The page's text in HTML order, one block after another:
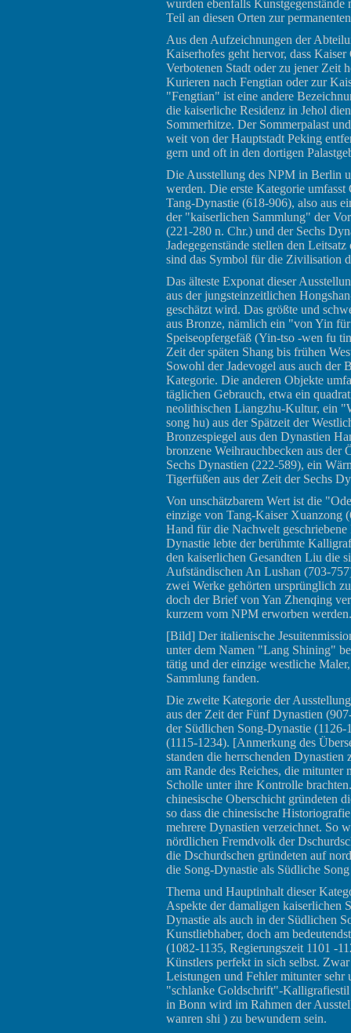
wurden ebenfalls
Teil an diesen Orten zur
Aus den Aufzeichnungen der
Kaiserhofes geht hervor, dass
Verbotenen Stadt oder zu jener Zeit
Kurieren nach Fengtian oder zur
"Fengtian" ist eine andere
die kaiserliche Residenz in Jehol
Sommerhitze. Der Sommerpalast
weit von der Hauptstadt Peking
gern und oft in den dortigen
Die Ausstellung des NPM in Berlin
werden. Die erste Kategorie umfasst
Tang-Dynastie (618-906), also aus
der "kaiserlichen Sammlung" der
(221-280 n. Chr.) und der Sechs
Jadegegenstände stellen den
sind das Symbol für die Zivilisation
Das älteste Exponat dieser
aus der jungsteinzeitlichen
geschätzt wird. Das größte und
aus Bronze, nämlich ein "von Yin
Speiseopfergefäß (Yin-tso -wen fu
Zeit der späten Shang bis frühen
Sowohl der Jadevogel aus auch der
Kategorie. Die anderen Objekte
täglichen Gebrauch, etwa ein
neolithischen Liangzhu-Kultur, ein
song hu) aus der Spätzeit der
Bronzespiegel aus den Dynastien
bronzene Weihrauchbecken aus
Sechs Dynastien (222-589), ein
Tigerfüßen aus der Zeit der Sechs
Von unschätzbarem Wert ist die
einzige von Tang-Kaiser Xuanzong
Hand für die Nachwelt
Dynastie lebte der berühmte
den kaiserlichen Gesandten Liu die
Aufständischen An Lushan (703-
zwei Werke gehörten ursprünglich
doch der Brief von Yan Zhenqing
kurzem vom NPM erworben werden.
[Bild] Der italienische
unter dem Namen "Lang Shining"
tätig und der einzige westliche
Sammlung fanden.
Die zweite Kategorie der
aus der Zeit der Fünf Dynastien
der Südlichen Song-Dynastie
(1115-1234). [Anmerkung des
standen die herrschenden
am Rande des Reiches, die
Scholle unter ihre Kontrolle
chinesische Oberschicht gründeten
so dass die chinesische
mehrere Dynastien verzeichnet. So
nördlichen Fremdvolk der
die Dschurdschen gründeten auf
die Song-Dynastie als Südliche
Thema und Hauptinhalt dieser
Aspekte der damaligen kaiserlichen
Dynastie als auch in der Südlichen
Kunstliebhaber, doch am
(1082-1135, Regierungszeit 1101 -
Künstlers perfekt in sich selbst.
Leistungen und Fehler mitunter sehr
"schlanke Goldschrift"-
in Bonn wird im Rahmen der
wanren shi ) zu bewundern sein.